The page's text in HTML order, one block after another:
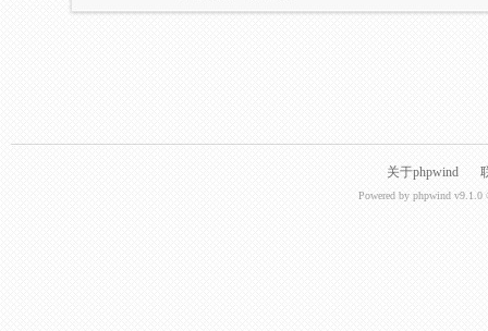
关于phpwind
Powered by phpwind v9.1.0